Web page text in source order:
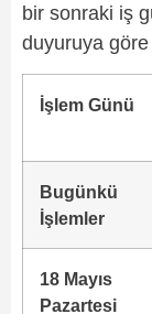
bir sonraki iş
duyuruya
İşlem Günü
Bugünkü
İşlemler
18 Mayıs
Pazartesi